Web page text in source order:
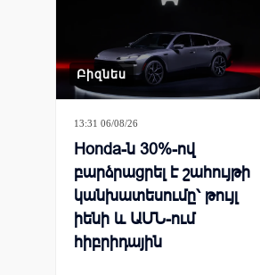
Բիզնես
13:31 06/08/26
Honda-ն 30%-ով
բարձրացրել է շահույթի
կանխատեսումը՝ թույլ
իենի և ԱՄՆ-ում
հիբրիդային